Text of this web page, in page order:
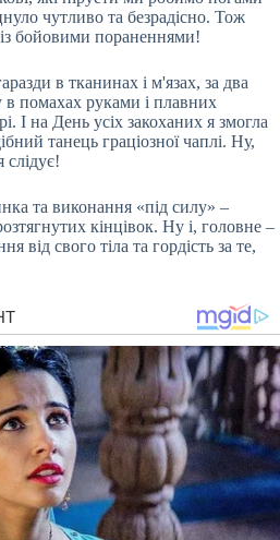
чутливо та безрадісно. Тож
бойовими пораненнями!
в тканинах і м'язах, за два
в помахах руками і плавних
І на День усіх закоханих я змогла
танець граціозної чаплі. Ну,
та виконання «під силу» –
кінцівок. Ну і, головне –
від свого тіла та гордість за те,